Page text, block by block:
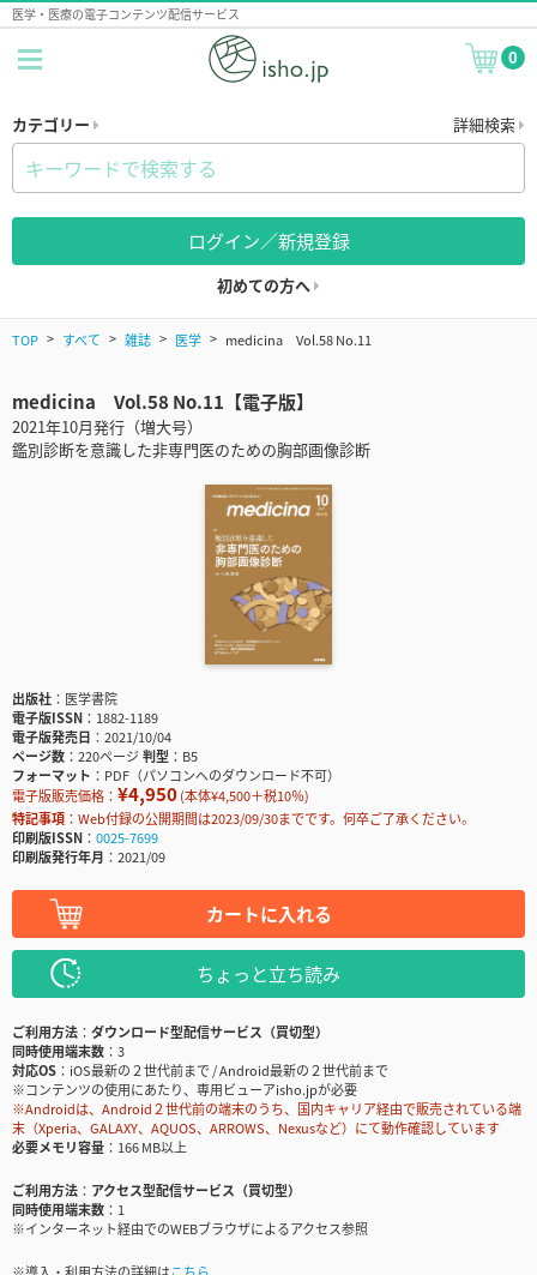
医学・医療の電子コンテンツ配信サービス
0
カテゴリー 詳細検索
ログイン／新規登録
初めての方へ
TOP すべて 雑誌 医学 medicina Vol.58 No.11
medicina Vol.58 No.11【電子版】
2021年10月発行（増大号）
鑑別診断を意識した非専門医のための胸部画像診断
出版社
医学書院
電子版ISSN
1882-1189
電子版発売日
2021/10/04
ページ数
220ページ判型
B5
フォーマット
PDF（パソコンへのダウンロード不可）
電子版販売価格： ¥4,950(本体¥4,500＋税10％)
特記事項
Web付録の公開期間は2023/09/30までです。何卒ご了承ください。
印刷版ISSN
0025-7699
印刷版発行年月
2021/09
カートに入れる
ちょっと立ち読み
ご利用方法
ダウンロード型配信サービス（買切型）
同時使用端末数
3
対応OS
iOS最新の２世代前まで / Android最新の２世代前まで
※コンテンツの使用にあたり、専用ビューアisho.jpが必要
※Androidは、Android２世代前の端末のうち、国内キャリア経由で販売されている端
末（Xperia、GALAXY、AQUOS、ARROWS、Nexusなど）にて動作確認しています
必要メモリ容量
166 MB以上
ご利用方法
アクセス型配信サービス（買切型）
同時使用端末数
1
※インターネット経由でのWEBブラウザによるアクセス参照